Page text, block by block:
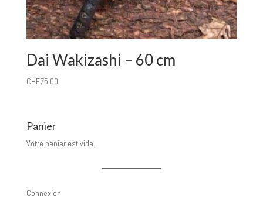
Dai Wakizashi – 60 cm
CHF75.00
Panier
Votre panier est vide.
Connexion